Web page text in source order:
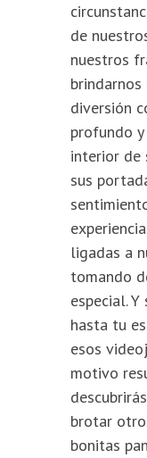
de
nuestros
diversión
profundo
interior de
sus
ligadas a
tomando
especial.
hasta tu
esos
motivo
brotar
bonitas